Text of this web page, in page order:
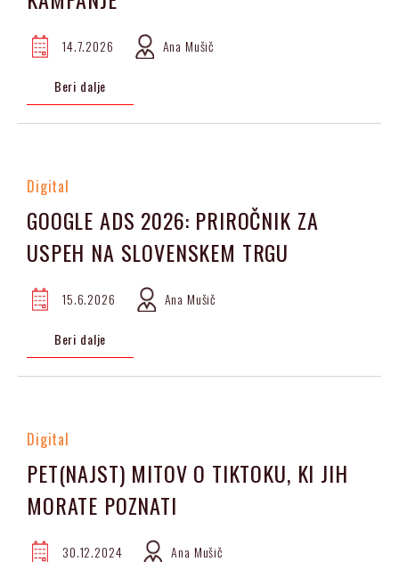
14.7.2026 Ana Mušič
Beri dalje
Digital
GOOGLE ADS 2026: PRIROČNIK ZA
USPEH NA SLOVENSKEM TRGU
15.6.2026 Ana Mušič
Beri dalje
Digital
PET(NAJST) MITOV O TIKTOKU, KI JIH
MORATE POZNATI
30.12.2024 Ana Mušič